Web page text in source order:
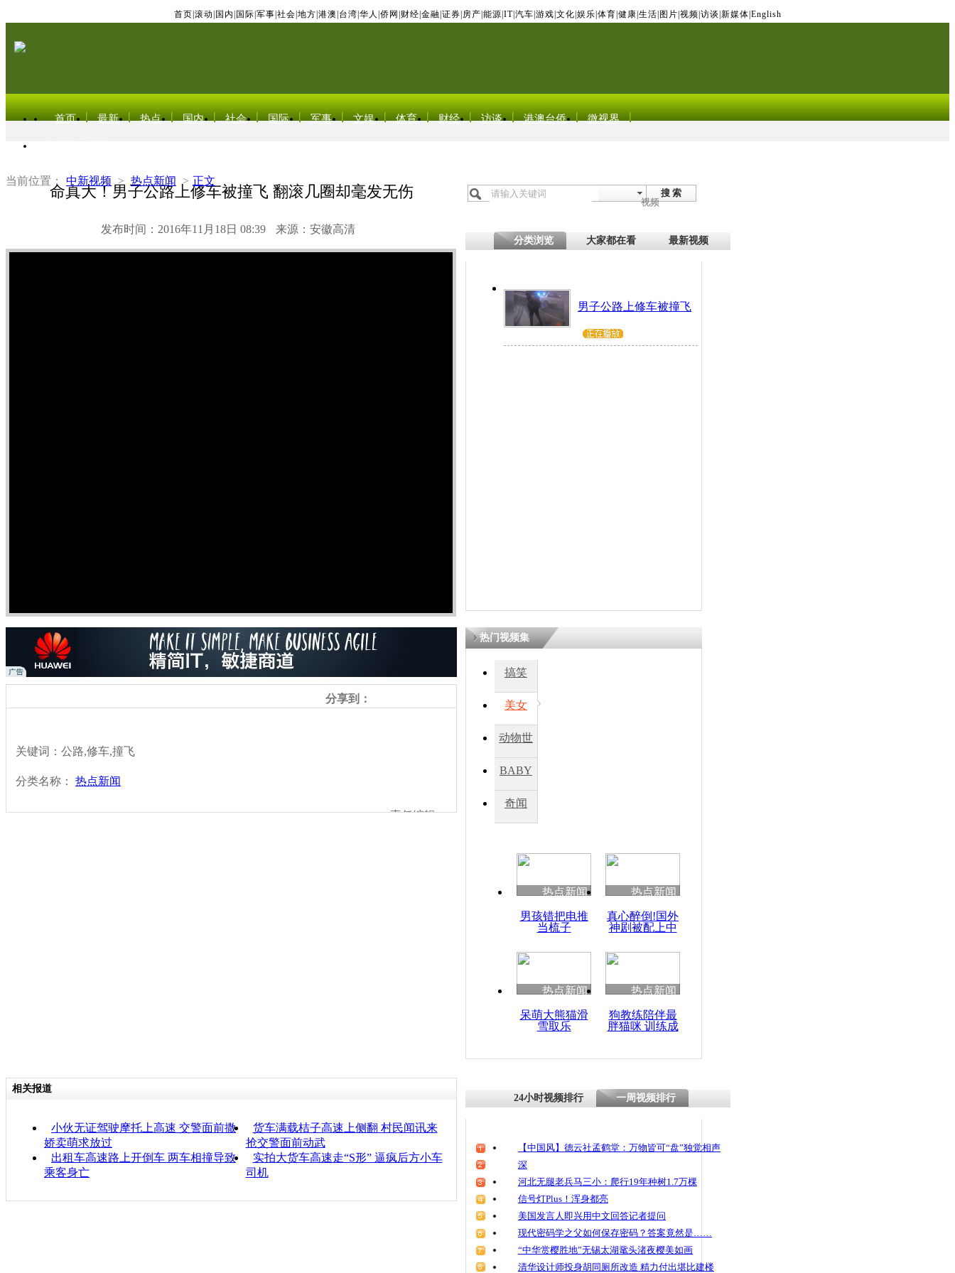
首页 滚动 国内 国际 军事 社会 地方 港澳 台湾 华人 侨网 财经 金融 证券 房产 能源 IT| 汽车 游戏 文化 娱乐 体育 健康 生活 图片 视频 访谈 新媒体 English
首页 最新 热点 国内 社会 国际 军事 文娱 体育 财经 访谈 港澳台侨 微视界
当前位置： 中新视频 > 热点新闻 > 正文
命真大！男子公路上修车被撞飞 翻滚几圈却毫发无伤
发布时间：2016年11月18日 08:39 来源：安徽高清
搜 索
视频
分类浏览 大家都在看 最新视频
男子公路上修车被撞飞
分享到：
关键词：公路,修车,撞飞
分类名称： 热点新闻
责任编辑：
热门视频集
搞笑
美女
动物世
BABY
秀
奇闻
热点新闻
男孩错把电推
当梳子
热点新闻
真心醉倒!国外
神剧被配上中
热点新闻
呆萌大熊猫滑
雪取乐
热点新闻
狗教练陪伴最
胖猫咪 训练成
相关报道
小伙无证驾驶摩托上高速 交警面前撒
娇卖萌求放过
货车满载桔子高速上侧翻 村民闻讯来
抢交警面前动武
出租车高速路上开倒车 两车相撞导致
乘客身亡
实拍大货车高速走“S形” 逼疯后方小车
司机
24小时视频排行 一周视频排行
【中国风】德云社孟鹤堂：万物皆可“盘”独觉相声
深
河北无腿老兵马三小：爬行19年种树1.7万棵
信号灯Plus！浑身都亮
美国发言人即兴用中文回答记者提问
现代密码学之父如何保存密码？答案竟然是……
“中华赏樱胜地”无锡太湖鼋头渚夜樱美如画
清华设计师投身胡同厕所改造 精力付出堪比建楼